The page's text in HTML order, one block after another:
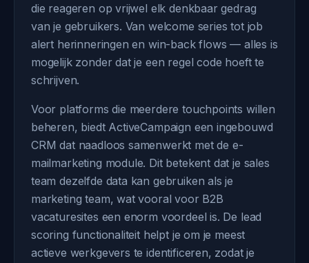
die reageren op vrijwel elk denkbaar gedrag
van je gebruikers. Van welcome series tot job
alert herinneringen en win-back flows — alles is
mogelijk zonder dat je een regel code hoeft te
schrijven.
Voor platforms die meerdere touchpoints willen
beheren, biedt ActiveCampaign een ingebouwd
CRM dat naadloos samenwerkt met de e-
mailmarketing module. Dit betekent dat je sales
team dezelfde data kan gebruiken als je
marketing team, wat vooral voor B2B
vacaturesites een enorm voordeel is. De lead
scoring functionaliteit helpt je om je meest
actieve werkgevers te identificeren, zodat je